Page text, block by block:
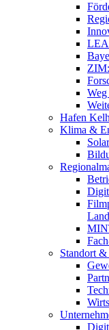
Hafen
Klima &
Standort